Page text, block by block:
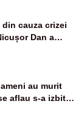
cauza crizei
Dan a
au murit
aflau s-a izbit